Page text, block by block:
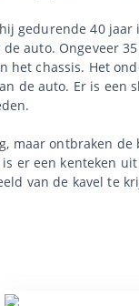
gedurende 40
auto. Ongeveer
chassis. Het
de auto. Er is
maar ontbraken
er een kenteken
van de kavel te